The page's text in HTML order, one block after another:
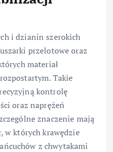
i dzianin szerokich
przelotowe oraz
materiał
Takie
kontrolę
oraz naprężeń
znaczenie mają
w których krawędzie
z chwytakami